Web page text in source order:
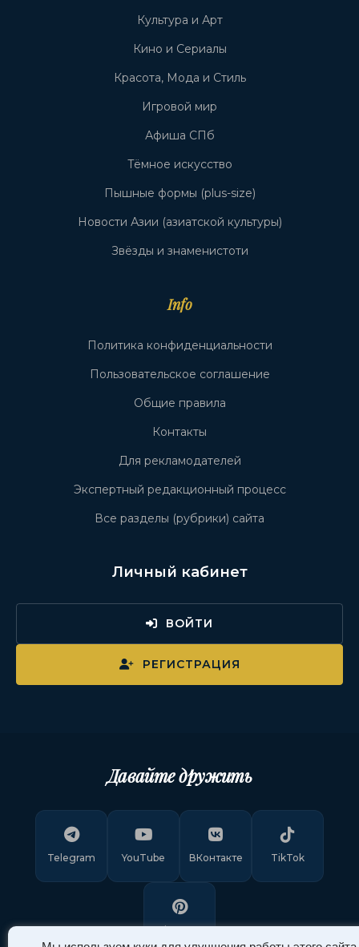
Культура и Арт
Кино и Сериалы
Красота, Мода и Стиль
Игровой мир
Афиша СПб
Тёмное искусство
Пышные формы (plus-size)
Новости Азии (азиатской культуры)
Звёзды и знаменистоти
Info
Политика конфиденциальности
Пользовательское соглашение
Общие правила
Контакты
Для рекламодателей
Экспертный редакционный процесс
Все разделы (рубрики) сайта
Личный кабинет
ВОЙТИ
РЕГИСТРАЦИЯ
Давайте дружить
Telegram YouTube ВКонтакте TikTok
Pinterest